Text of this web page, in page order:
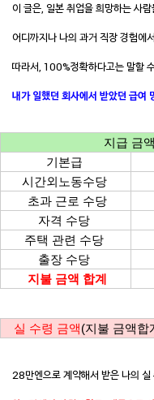
이 글은, 일본 취업을 희망하는 사
어디까지나 나의 과거 직장 경험에
따라서, 100%정확하다고는 말할
내가 일했던 회사에서 받았던 급여
지급 금액
기본급
시간외노동수당
초과 근로 수당
자격 수당
주택 관련 수당
출장 수당
지불 금액 합계
실 수령 금액(지불 금액합
28만엔으로 계약해서 받은 나의